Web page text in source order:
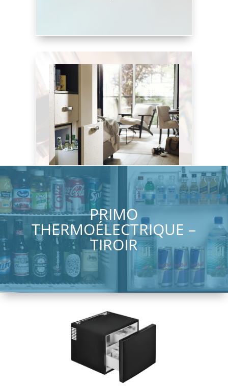
PRIMO
THERMOÉLECTRIQUE –
TIROIR